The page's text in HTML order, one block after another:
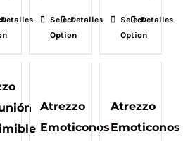
Detalles
Select
Option
Detalles
Select
Option
Detalles
Atrezzo
Emoticonos
Atrezzo
Emoticonos